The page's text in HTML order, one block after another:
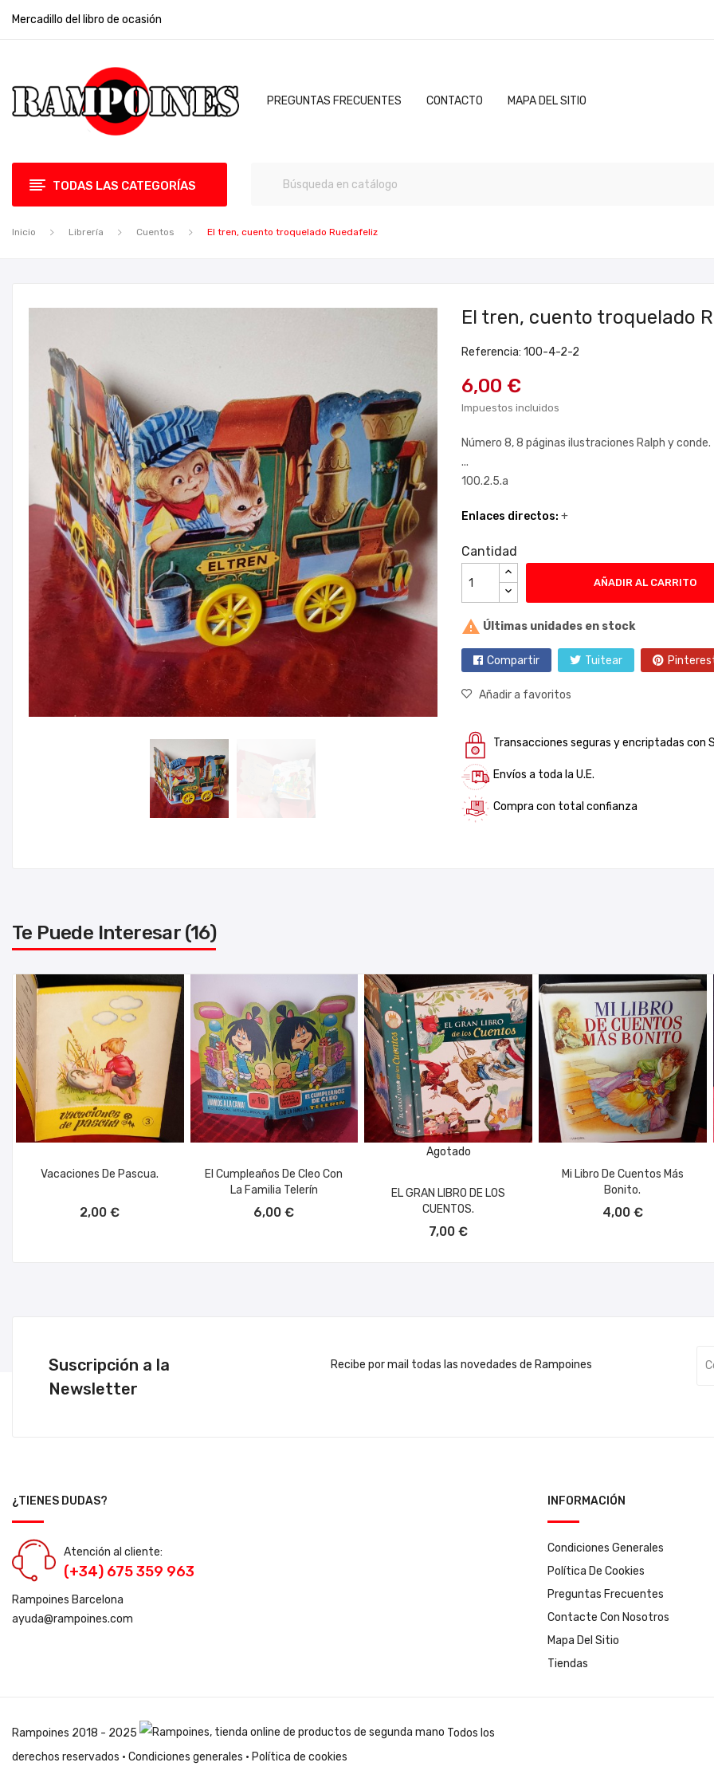
Mercadillo del libro de ocasión
PREGUNTAS FRECUENTES CONTACTO MAPA DEL SITIO
TODAS LAS CATEGORÍAS
Inicio Librería Cuentos El tren, cuento troquelado Ruedafeliz
El tren, cuento troquelado
Referencia: 100-4-2-2
6,00 €
Impuestos incluidos
Número 8, 8 páginas ilustraciones Ralph y
...
100.2.5.a
Enlaces directos: +
Cantidad
AÑADIR AL CARRITO
 Últimas unidades en stock
Compartir Tuitear
Añadir a favoritos
Transacciones seguras y encriptadas con
Envíos a toda la U.E.
Compra con total confianza
Te Puede Interesar (16)
Vacaciones De Pascua.
2,00 €
El Cumpleaños De Cleo Con
La Familia Telerín
6,00 €
Agotado
EL GRAN LIBRO DE LOS
CUENTOS.
7,00 €
Mi Libro De Cuentos Más
Bonito.
4,00 €
Suscripción a la
Newsletter
Recibe por mail todas las novedades de Rampoines
¿TIENES DUDAS?
Atención al cliente:
(+34) 675 359 963
Rampoines Barcelona
ayuda@rampoines.com
INFORMACIÓN
Condiciones Generales
Política De Cookies
Preguntas Frecuentes
Contacte Con Nosotros
Mapa Del Sitio
Tiendas
Rampoines 2018 - 2025
Todos los
derechos reservados · Condiciones generales · Política de cookies